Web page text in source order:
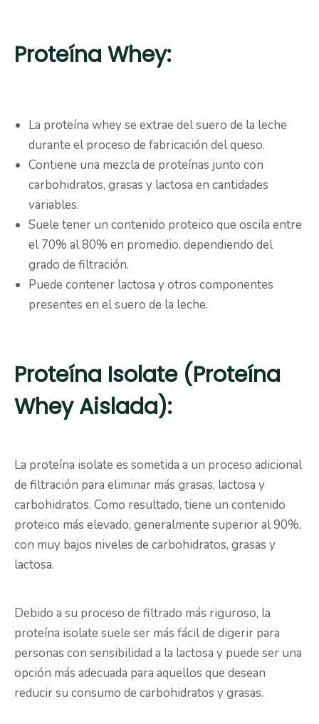
Proteína Whey:
La proteína whey se extrae del suero de la leche
durante el proceso de fabricación del queso.
Contiene una mezcla de proteínas junto con
carbohidratos, grasas y lactosa en cantidades
variables.
Suele tener un contenido proteico que oscila entre
el 70% al 80% en promedio, dependiendo del
grado de filtración.
Puede contener lactosa y otros componentes
presentes en el suero de la leche.
Proteína Isolate (Proteína
Whey Aislada):
La proteína isolate es sometida a un proceso adicional
de filtración para eliminar más grasas, lactosa y
carbohidratos. Como resultado, tiene un contenido
proteico más elevado, generalmente superior al 90%,
con muy bajos niveles de carbohidratos, grasas y
lactosa.
Debido a su proceso de filtrado más riguroso, la
proteína isolate suele ser más fácil de digerir para
personas con sensibilidad a la lactosa y puede ser una
opción más adecuada para aquellos que desean
reducir su consumo de carbohidratos y grasas.